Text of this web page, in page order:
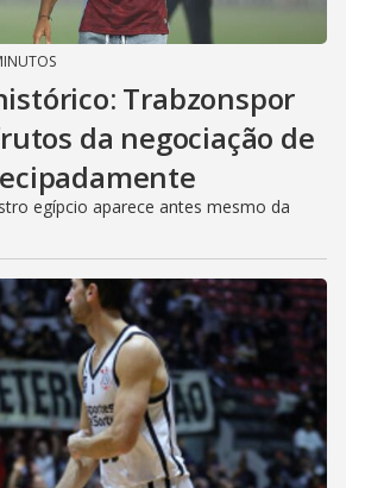
Trabzonspor
da negociação de
egípcio aparece antes mesmo da